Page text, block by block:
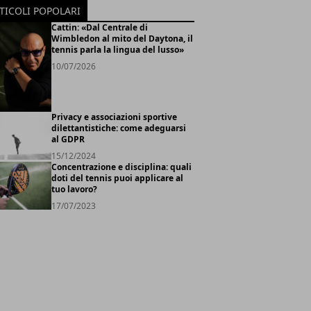
POPOLARI
Cattin: «Dal Centrale di
Wimbledon al mito del Daytona, il
tennis parla la lingua del lusso»
10/07/2026
Privacy e associazioni sportive
dilettantistiche: come adeguarsi
al GDPR
15/12/2024
Concentrazione e disciplina: quali
doti del tennis puoi applicare al
tuo lavoro?
17/07/2023